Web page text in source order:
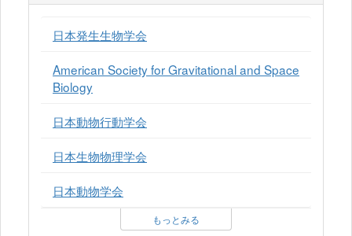
日本発生生物学会
American Society for Gravitational and Space
Biology
日本動物行動学会
日本生物物理学会
日本動物学会
もっとみる